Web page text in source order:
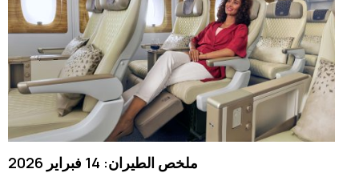
ملخص الطيران: 14 فبراير 2026